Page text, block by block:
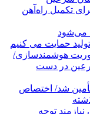
میلیارد ریال برای تکمیل راه‌آهن
می‌شود
حمایت می کنیم
هوشمندسازی/
در دست
تأمین شد/ اختصاص
توجه